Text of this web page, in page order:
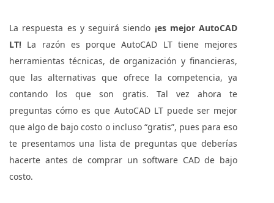
La respuesta es y seguirá siendo ¡es mejor AutoCAD
LT! La razón es porque AutoCAD LT tiene mejores
herramientas técnicas, de organización y financieras,
que las alternativas que ofrece la competencia, ya
contando los que son gratis. Tal vez ahora te
preguntas cómo es que AutoCAD LT puede ser mejor
que algo de bajo costo o incluso “gratis”, pues para eso
te presentamos una lista de preguntas que deberías
hacerte antes de comprar un software CAD de bajo
costo.